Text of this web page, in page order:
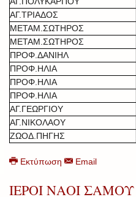
ΑΓ.ΤΡΙΑΔΟΣ
ΜΕΤΑΜ.ΣΩΤΗΡΟΣ
ΜΕΤΑΜ.ΣΩΤΗΡΟΣ
ΠΡΟΦ.ΔΑΝΙΗΛ
ΠΡΟΦ.ΗΛΙΑ
ΠΡΟΦ.ΗΛΙΑ
ΠΡΟΦ.ΗΛΙΑ
ΑΓ.ΓΕΩΡΓΙΟΥ
ΑΓ.ΝΙΚΟΛΑΟΥ
ΖΩΟΔ.ΠΗΓΗΣ
Εκτύπωση Email
ΙΕΡΟΙ ΝΑΟΙ ΣΑΜΟΥ